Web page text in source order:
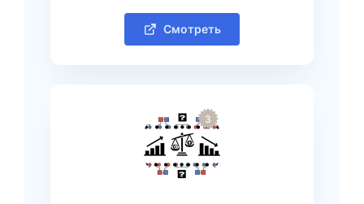
Смотреть
3